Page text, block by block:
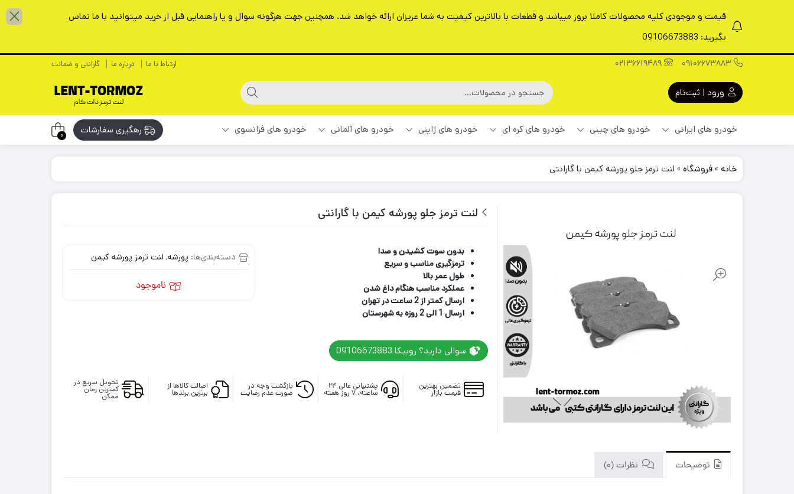
قیمت و موجودی کلیه محصولات کاملا بروز میباشد و قطعات با بالاترین کیفیت به شما عزیزان ارائه خواهد شد. همچنین جهت هرگونه سوال و یا راهنمایی قبل از خرید میتوانید با ما تماس
بگیرید: 09106673883
ارتباط با ما درباره ما گارانتی و ضمانت
ورود | ثبت‌نام
خودرو های ایرانی خودرو های چینی خودرو های کره ای خودرو های ژاپنی خودرو های آلمانی خودرو های فرانسوی رهگیری سفارشات 0
خانه »فروشگاه » لنت ترمز جلو پورشه کیمن با گارانتی
لنت ترمز جلو پورشه کیمن با گارانتی
بدون سوت کشیدن و صدا
ترمزگیری مناسب و سریع
طول عمر بالا
عملکرد مناسب هنگام داغ شدن
ارسال کمتر از 2 ساعت در تهران
ارسال 1 الی 2 روزه به شهرستان
سوالی دارید؟ روبیکا 09106673883
دسته‌بندی‌ها: پورشه, لنت ترمز پورشه کیمن
ناموجود
تضمین بهترین
قیمت بازار
پشتیبانی عالی ۲۴
ساعته، ۷ روز هفته
بازگشت وجه در
صورت عدم رضایت
اصالت کالاها از
برترین برندها
تحویل سریع در
کمترین زمان
ممکن
توضیحات نظرات (0)